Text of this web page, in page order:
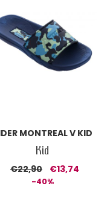
MONTREAL V KID
Kid
€22,90 €13,74
-40%